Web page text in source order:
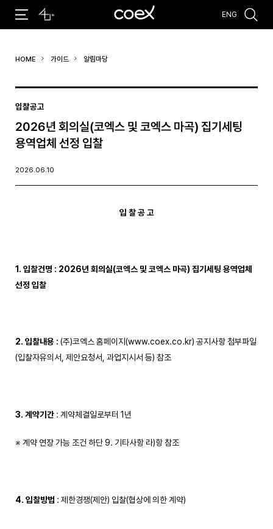
#코엑스 전시 #행사
ENG
HOME 가이드 알림마당
입찰공고
2026년 회의실(코엑스 및 코엑스 마곡) 집기세팅
용역업체 선정 입찰
2026.06.10
입 찰 공 고
1. 입찰건명 : 2026년 회의실(코엑스 및 코엑스 마곡) 집기세팅 용역업체
선정 입찰
2. 입찰내용 : (주)코엑스 홈페이지(www.coex.co.kr) 공지사항 첨부파일
(입찰자유의서, 제안요청서, 과업지시서 등) 참조
3. 계약기간: 계약체결일로부터 1년
※ 계약 연장 가능 조건 하단 9. 기타사항 라)항 참조
4. 입찰방법 : 제한경쟁(제안) 입찰(협상에 의한 계약)